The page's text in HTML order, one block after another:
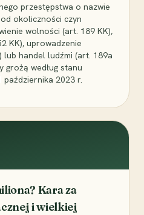
przestępstwa o nazwie
okoliczności czyn
wolności (art. 189 KK),
KK), uprowadzenie
lub handel ludźmi (art. 189a
grożą według stanu
2023 r.
Kara za
i wielkiej